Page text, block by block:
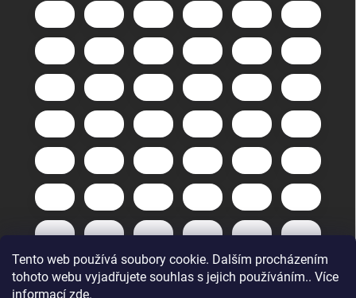
Tento web používá soubory cookie. Dalším procházením
tohoto webu vyjadřujete souhlas s jejich používáním.. Více
informací zde.